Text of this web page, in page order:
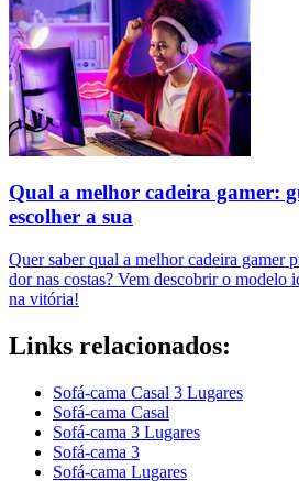
Qual a melhor cadeira gamer:
escolher a sua
Quer saber qual a melhor cadeira gamer
dor nas costas? Vem descobrir o modelo
na vitória!
Links relacionados:
Sofá-cama Casal 3 Lugares
Sofá-cama Casal
Sofá-cama 3 Lugares
Sofá-cama 3
Sofá-cama Lugares